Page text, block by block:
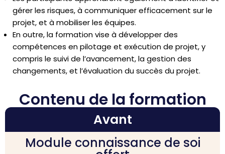
gérer les risques, à communiquer efficacement sur le
projet, et à mobiliser les équipes.
En outre, la formation vise à développer des
compétences en pilotage et exécution de projet, y
compris le suivi de l’avancement, la gestion des
changements, et l’évaluation du succès du projet.
Contenu de la formation
Avant
Module connaissance de soi